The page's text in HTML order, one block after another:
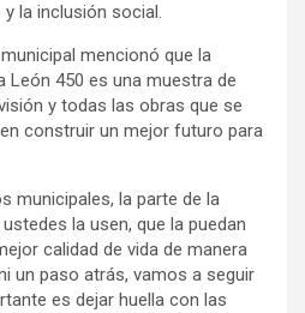
y la inclusión social.
mencionó que la
450 es una muestra de
y todas las obras que se
construir un mejor futuro para
municipales, la parte de la
la usen, que la puedan
calidad de vida de manera
un paso atrás, vamos a seguir
es dejar huella con las